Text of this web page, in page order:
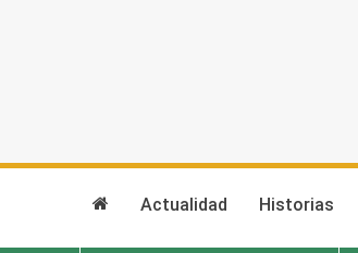
Actualidad Historias